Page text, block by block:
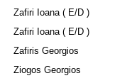
Zafiri Ioana ( Ε/D )
Zafiri Ioana( Ε/D )
Zafiris Georgios
Ziogos Georgios